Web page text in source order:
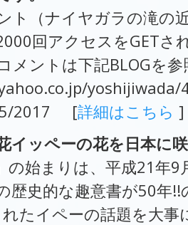
ト（ナイヤガラの滝の
回アクセスをGET
メントは下記BLOGを
yoshijiwada/
2017 [詳細はこちら ]
イッペーの花を日本に
の始まりは、平成21年
歴史的な趣意書が50年
たイペーの話題を大